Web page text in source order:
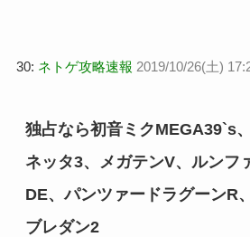
30: ネトゲ攻略速報 2019/10/26(土)
独占なら初音ミクMEGA39`s
ネッタ3、メガテンV、ルンフ
DE、パンツァードラグーンR
ブレダン2